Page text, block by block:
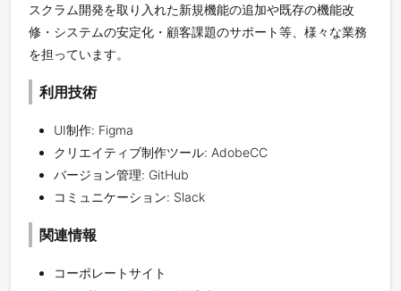
スクラム開発を取り入れた新規機能の追加や既存の機能改
修・システムの安定化・顧客課題のサポート等、様々な業務
を担っています。
利用技術
UI制作: Figma
クリエイティブ制作ツール: AdobeCC
バージョン管理: GitHub
コミュニケーション: Slack
関連情報
コーポレートサイト